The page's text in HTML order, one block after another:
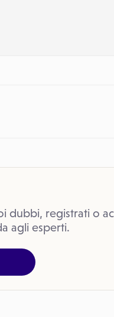
dubbi, registrati o
agli esperti.